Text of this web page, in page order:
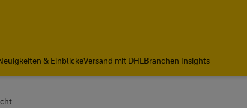
& EinblickeVersand mit DHLBranchen Insights